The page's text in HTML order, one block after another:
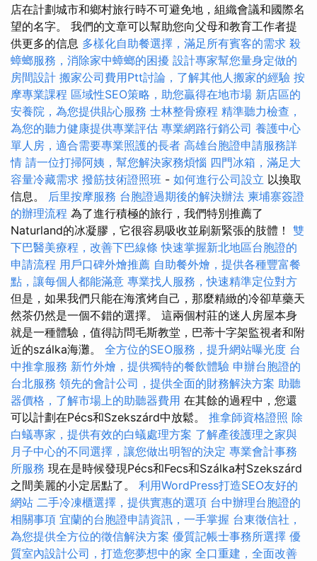
店在計劃城市和鄉村旅行時不可避免地，組織會議和國際名
望的名字。 我們的文章可以幫助您向父母和教育工作者提
供更多的信息 多樣化自助餐選擇，滿足所有賓客的需求 殺
蟑螂服務，消除家中蟑螂的困擾 設計專家幫您量身定做的
房間設計 搬家公司費用Ptt討論，了解其他人搬家的經驗 按
摩專業課程 區域性SEO策略，助您贏得在地市場 新店區的
安養院，為您提供貼心服務 士林整骨療程 精準聽力檢查，
為您的聽力健康提供專業評估 專業網路行銷公司 養護中心
單人房，適合需要專業照護的長者 高雄台胞證申請服務詳
情 請一位打掃阿姨，幫您解決家務煩惱 四門冰箱，滿足大
容量冷藏需求 撥筋技術證照班 - 如何進行公司設立 以換取
信息。 后里按摩服務 台胞證過期後的解決辦法 柬埔寨簽證
的辦理流程 為了進行積極的旅行，我們特別推薦了
Naturland的冰凝膠，它很容易吸收並刷新緊張的肢體！ 雙
下巴醫美療程，改善下巴線條 快速掌握新北地區台胞證的
申請流程 用戶口碑外燴推薦 自助餐外燴，提供各種豐富餐
點，讓每個人都能滿意 專業找人服務，快速精準定位對方
但是，如果我們只能在海濱烤自己，那麼精緻的冷卻草藥天
然茶仍然是一個不錯的選擇。 這兩個村莊的迷人房屋本身
就是一種體驗，值得訪問毛斯教堂，巴蒂十字架監視者和附
近的szálka海灘。 全方位的SEO服務，提升網站曝光度 台
中推拿服務 新竹外燴，提供獨特的餐飲體驗 申辦台胞證的
台北服務 領先的會計公司，提供全面的財務解決方案 助聽
器價格，了解市場上的助聽器費用 在其餘的過程中，您還
可以計劃在Pécs和Szekszárd中放鬆。 推拿師資格證照 除
白蟻專家，提供有效的白蟻處理方案 了解產後護理之家與
月子中心的不同選擇，讓您做出明智的決定 專業會計事務
所服務 現在是時候發現Pécs和Fecs和Szálka村Szekszárd
之間美麗的小定居點了。 利用WordPress打造SEO友好的
網站 二手冷凍櫃選擇，提供實惠的選項 台中辦理台胞證的
相關事項 宜蘭的台胞證申請資訊，一手掌握 台東徵信社，
為您提供全方位的徵信解決方案 優質記帳士事務所選擇 優
質室內設計公司，打造您夢想中的家 全口重建，全面改善